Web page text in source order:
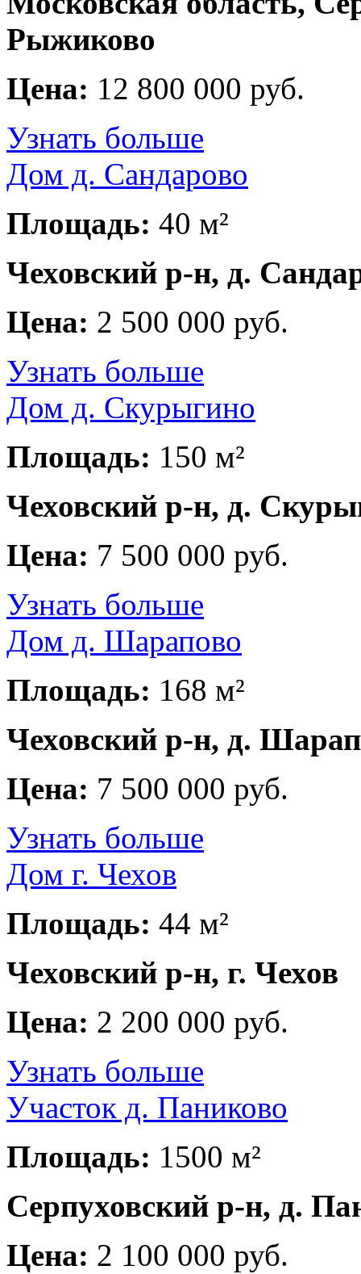
Рыжиково
Цена: 12 800 000 руб.
Узнать больше
Дом д. Сандарово
Площадь: 40 м²
Чеховский р-н, д.
Цена: 2 500 000 руб.
Узнать больше
Дом д. Скурыгино
Площадь: 150 м²
Чеховский р-н, д.
Цена: 7 500 000 руб.
Узнать больше
Дом д. Шарапово
Площадь: 168 м²
Чеховский р-н, д.
Цена: 7 500 000 руб.
Узнать больше
Дом г. Чехов
Площадь: 44 м²
Чеховский р-н, г. Чехов
Цена: 2 200 000 руб.
Узнать больше
Участок д. Паниково
Площадь: 1500 м²
Серпуховский р-н, д.
Цена: 2 100 000 руб.